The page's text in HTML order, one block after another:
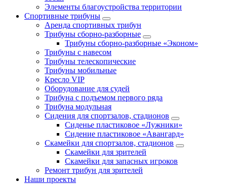
Элементы благоустройства территории
Спортивные трибуны
Аренда спортивных трибун
Трибуны сборно-разборные
Трибуны сборно-разборные «Эконом»
Трибуны с навесом
Трибуны телескопические
Трибуны мобильные
Кресло VIP
Оборудование для судей
Трибуна с подъемом первого ряда
Трибуна модульная
Сидения для спортзалов, стадионов
Сиденье пластиковое «Лужники»
Сидение пластиковое «Авангард»
Скамейки для спортзалов, стадионов
Скамейки для зрителей
Скамейки для запасных игроков
Ремонт трибун для зрителей
Наши проекты